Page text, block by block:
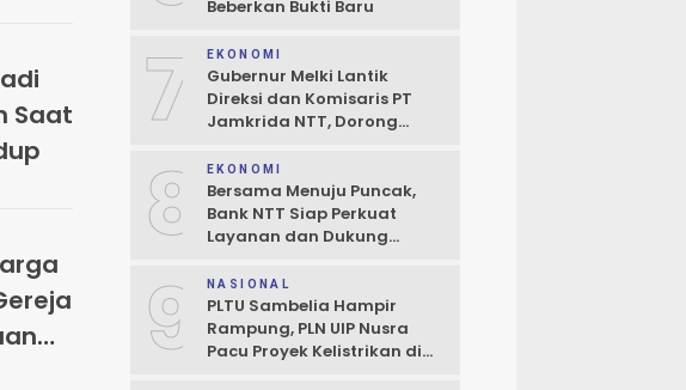
Saat
Beberkan Bukti Baru
7 EKONOMI
Gubernur Melki Lantik
Direksi dan Komisaris PT
Jamkrida NTT, Dorong
Kredit UMKM
8 EKONOMI
Bersama Menuju Puncak,
Bank NTT Siap Perkuat
Layanan dan Dukung
9 NASIONAL
PLTU Sambelia Hampir
Rampung, PLN UIP Nusra
Pacu Proyek Kelistrikan di